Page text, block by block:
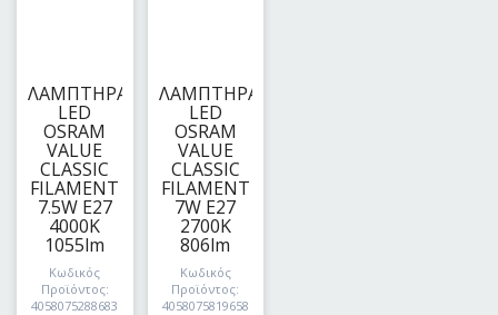
ΛΑΜΠΤΗΡΑΣ
LED
OSRAM
VALUE
CLASSIC
FILAMENT
7.5W E27
4000Κ
1055lm
Κωδικός
Προϊόντος:
4058075288683
ΛΑΜΠΤΗΡΑΣ
LED
OSRAM
VALUE
CLASSIC
FILAMENT
7W E27
2700Κ
806lm
Κωδικός
Προϊόντος:
4058075819658